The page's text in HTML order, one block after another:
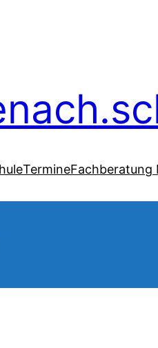
TermineFachberatung